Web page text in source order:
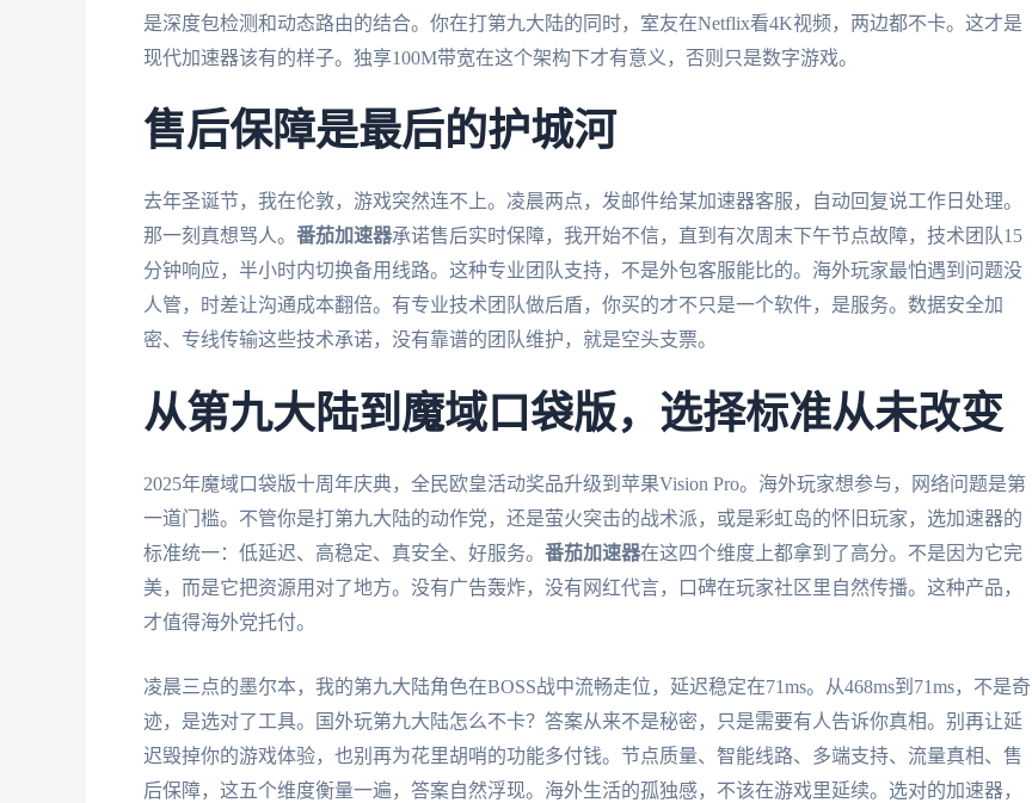
是深度包检测和动态路由的结合。你在打第九大陆的同时，室友在Netflix看4K视频，两边都不卡。这才是
现代加速器该有的样子。独享100M带宽在这个架构下才有意义，否则只是数字游戏。
售后保障是最后的护城河
去年圣诞节，我在伦敦，游戏突然连不上。凌晨两点，发邮件给某加速器客服，自动回复说工作日处理。
那一刻真想骂人。 番茄加速器承诺售后实时保障，我开始不信，直到有次周末下午节点故障，技术团队15
分钟响应，半小时内切换备用线路。这种专业团队支持，不是外包客服能比的。海外玩家最怕遇到问题没
人管，时差让沟通成本翻倍。有专业技术团队做后盾，你买的才不只是一个软件，是服务。数据安全加
密、专线传输这些技术承诺，没有靠谱的团队维护，就是空头支票。
从第九大陆到魔域口袋版，选择标准从未改变
2025年魔域口袋版十周年庆典，全民欧皇活动奖品升级到苹果Vision Pro。海外玩家想参与，网络问题是第
一道门槛。不管你是打第九大陆的动作党，还是萤火突击的战术派，或是彩虹岛的怀旧玩家，选加速器的
标准统一：低延迟、高稳定、真安全、好服务。 番茄加速器在这四个维度上都拿到了高分。不是因为它完
美，而是它把资源用对了地方。没有广告轰炸，没有网红代言，口碑在玩家社区里自然传播。这种产品，
才值得海外党托付。
凌晨三点的墨尔本，我的第九大陆角色在BOSS战中流畅走位，延迟稳定在71ms。从468ms到71ms，不是奇
迹，是选对了工具。国外玩第九大陆怎么不卡？答案从来不是秘密，只是需要有人告诉你真相。别再让延
迟毁掉你的游戏体验，也别再为花里胡哨的功能多付钱。节点质量、智能线路、多端支持、流量真相、售
后保障，这五个维度衡量一遍，答案自然浮现。海外生活的孤独感，不该在游戏里延续。选对的加速器，